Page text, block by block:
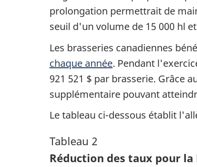
prolongation permettrait de
seuil d'un volume de 15 000 hl
Les brasseries canadiennes
chaque année. Pendant
921 521 $ par brasserie. Grâce
supplémentaire pouvant
Le tableau ci-dessous établit
Tableau 2
Réduction des taux pour la